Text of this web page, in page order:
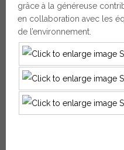
grâce à la généreuse
en collaboration avec les
de l’environnement.